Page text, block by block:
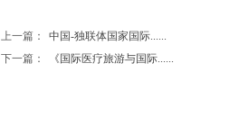
上一篇：
中国-独联体国家国际......
下一篇：
《国际医疗旅游与国际......